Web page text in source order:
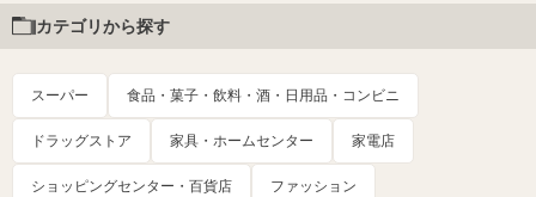
カテゴリから探す
スーパー 食品・菓子・飲料・酒・日用品・コンビニ
ドラッグストア 家具・ホームセンター 家電店
ショッピングセンター・百貨店 ファッション